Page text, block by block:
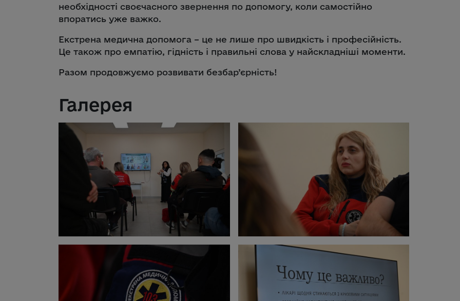
необхідності своєчасного звернення по допомогу, коли самостійно
впоратись уже важко.
Екстрена медична допомога – це не лише про швидкість і професійність.
Це також про емпатію, гідність і правильні слова у найскладніші моменти.
Разом продовжуємо розвивати безбар’єрність!
Галерея